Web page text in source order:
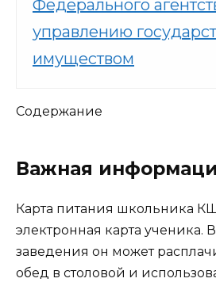
Федерального
управлению
имуществом
Содержание
Важная
Карта питания школьника
электронная карта ученика.
заведения он может
обед в столовой и